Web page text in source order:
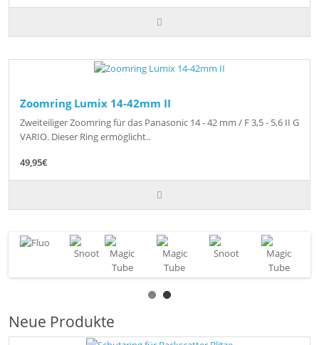
Zoomring Lumix 14-42mm II
Zweiteiliger Zoomring für das Panasonic 14 - 42 mm / F 3,5 - 5,6 II G
VARIO. Dieser Ring ermöglicht..
49,95€
Neue Produkte